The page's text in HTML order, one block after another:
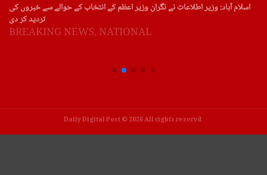
اسلام آباد: وزیر اطلاعات نے نگران وزیر اعظم کے انتخاب کے حوالے سے خبروں کی
تردید کر دی
BREAKING NEWS, NATIONAL
Daily Digital Post © 2026 All rights reservd.